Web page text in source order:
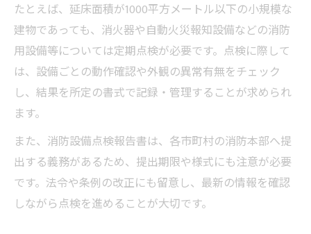
たとえば、延床面積が1000平方メートル以下の小規模な
建物であっても、消火器や自動火災報知設備などの消防
用設備等については定期点検が必要です。点検に際して
は、設備ごとの動作確認や外観の異常有無をチェック
し、結果を所定の書式で記録・管理することが求められ
ます。
また、消防設備点検報告書は、各市町村の消防本部へ提
出する義務があるため、提出期限や様式にも注意が必要
です。法令や条例の改正にも留意し、最新の情報を確認
しながら点検を進めることが大切です。